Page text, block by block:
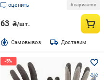
оценить 6 вариантов
63 ₴/шт.
Cамовывоз Доставим